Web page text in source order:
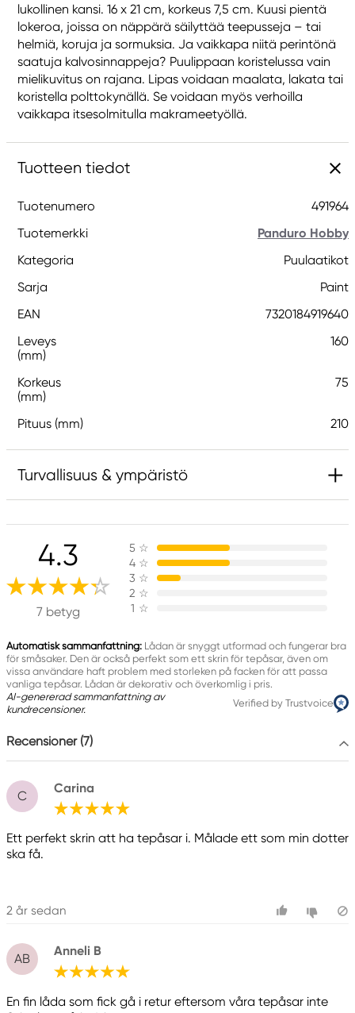
lukollinen kansi. 16 x 21 cm, korkeus 7,5 cm. Kuusi pientä
lokeroa, joissa on näppärä säilyttää teepusseja – tai
helmiä, koruja ja sormuksia. Ja vaikkapa niitä perintönä
saatuja kalvosinnappeja? Puulippaan koristelussa vain
mielikuvitus on rajana. Lipas voidaan maalata, lakata tai
koristella polttokynällä. Se voidaan myös verhoilla
vaikkapa itsesolmitulla makrameetyöllä.
Tuotteen tiedot
Tuotenumero
491964
Tuotemerkki
Panduro Hobby
Kategoria
Puulaatikot
Sarja
Paint
EAN
7320184919640
Leveys
(mm)
160
Korkeus
(mm)
75
Pituus (mm) 210
Turvallisuus & ympäristö
Vastuullinen EU
Panduro Hobby
Panduro
205 14 Malmö, Sweden
www.panduro.com
4.3
7 betyg
5 ☆
4 ☆
3 ☆
2 ☆
1 ☆
Automatisk sammanfattning: Lådan är snyggt utformad och fungerar bra
för småsaker. Den är också perfekt som ett skrin för tepåsar, även om
vissa användare haft problem med storleken på facken för att passa
vanliga tepåsar. Lådan är dekorativ och överkomlig i pris.
AI-genererad sammanfattning av
kundrecensioner.
Verified by Trustvoice
Recensioner (7)
C
Carina
Ett perfekt skrin att ha tepåsar i. Målade ett som min dotter
ska få.
2 år sedan
AB
Anneli B
En fin låda som fick gå i retur eftersom våra tepåsar inte